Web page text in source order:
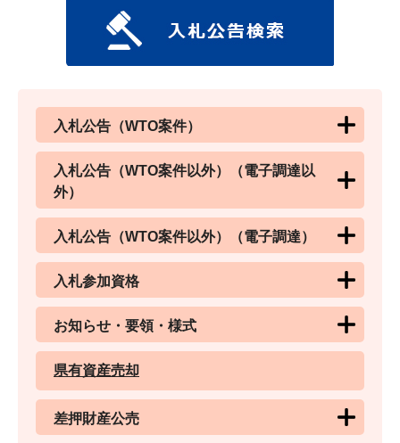
入札公告（WTO案件）
入札公告（WTO案件以外）（電子調達以
外）
入札公告（WTO案件以外）（電子調達）
入札参加資格
お知らせ・要領・様式
県有資産売却
差押財産公売